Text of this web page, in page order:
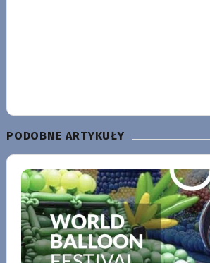
PODOBNE ARTYKUŁY